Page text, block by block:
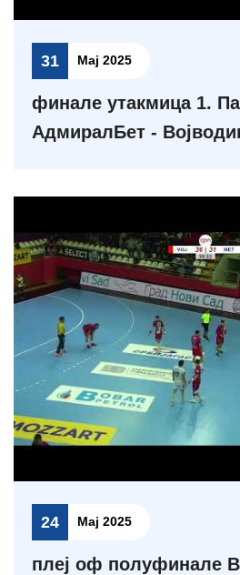
31 Мај 2025
финале утакмица 1.
АдмиралБет -
24 Мај 2025
плеј оф полуфинале